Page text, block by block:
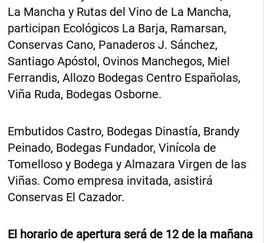
La Mancha y Rutas del Vino de La Mancha,
participan Ecológicos La Barja, Ramarsan,
Conservas Cano, Panaderos J. Sánchez,
Santiago Apóstol, Ovinos Manchegos, Miel
Ferrandis, Allozo Bodegas Centro Españolas,
Viña Ruda, Bodegas Osborne.
Embutidos Castro, Bodegas Dinastía, Brandy
Peinado, Bodegas Fundador, Vinícola de
Tomelloso y Bodega y Almazara Virgen de las
Viñas. Como empresa invitada, asistirá
Conservas El Cazador.
El horario de apertura será de 12 de la mañana